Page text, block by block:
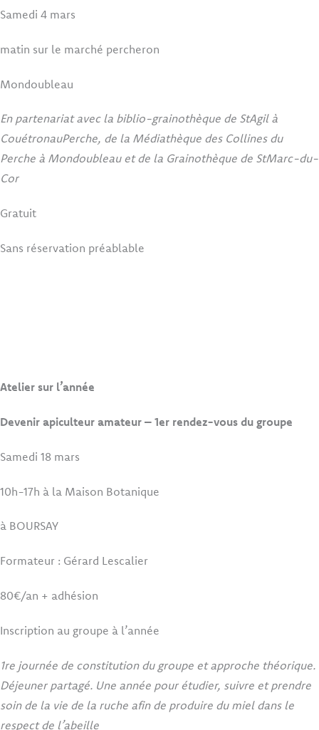
Samedi 4 mars
matin sur le marché percheron
Mondoubleau
En partenariat avec la biblio-grainothèque de StAgil à
CouétronauPerche, de la Médiathèque des Collines du
Perche à Mondoubleau et de la Grainothèque de StMarc-du-
Cor
Gratuit
Sans réservation préablable
Atelier sur l’année
Devenir apiculteur amateur – 1er rendez-vous du groupe
Samedi 18 mars
10h-17h à la Maison Botanique
à BOURSAY
Formateur : Gérard Lescalier
80€/an + adhésion
Inscription au groupe à l’année
1re journée de constitution du groupe et approche théorique.
Déjeuner partagé. Une année pour étudier, suivre et prendre
soin de la vie de la ruche afin de produire du miel dans le
respect de l’abeille